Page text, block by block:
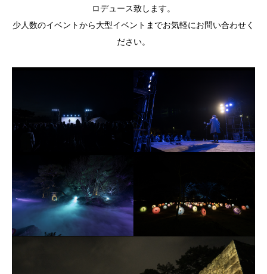
ロデュース致します。
少人数のイベントから大型イベントまでお気軽にお問い合わせく
ださい。